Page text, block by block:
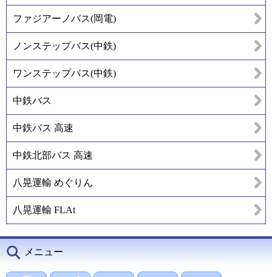
ファジアーノバス(岡電)
ノンステップバス(中鉄)
ワンステップバス(中鉄)
中鉄バス
中鉄バス 高速
中鉄北部バス 高速
八晃運輸 めぐりん
八晃運輸 FLAt
メニュー